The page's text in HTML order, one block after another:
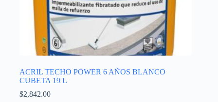
ACRIL TECHO POWER 6 AÑOS BLANCO
CUBETA 19 L
$2,842.00